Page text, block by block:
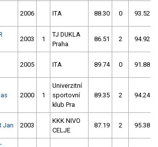
2006 ITA 88.30 0 93.52
2003 1
TJ DUKLA
Praha
86.51 2 94.92
2005 ITA 89.74 0 91.88
2000 1
Univerzitní
sportovní
klub Pra
89.35 2 94.24
Jan 2003
KKK NIVO
CELJE
87.19 2 95.38